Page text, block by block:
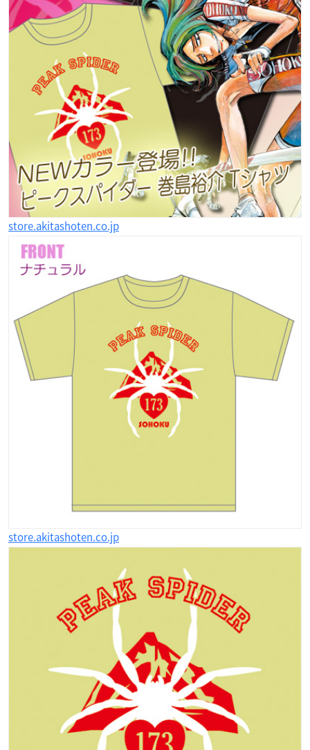
store.akitashoten.co.jp
store.akitashoten.co.jp